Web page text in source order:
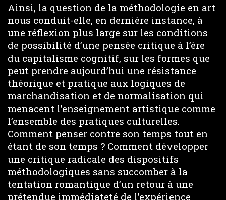
Ainsi, la question de la méthodologie en art
nous conduit-elle, en dernière instance, à
une réflexion plus large sur les conditions
de possibilité d’une pensée critique à l’ère
du capitalisme cognitif, sur les formes que
peut prendre aujourd’hui une résistance
théorique et pratique aux logiques de
marchandisation et de normalisation qui
menacent l’enseignement artistique comme
l’ensemble des pratiques culturelles.
Comment penser contre son temps tout en
étant de son temps ? Comment développer
une critique radicale des dispositifs
méthodologiques sans succomber à la
tentation romantique d’un retour à une
prétendue immédiateté de l’expérience